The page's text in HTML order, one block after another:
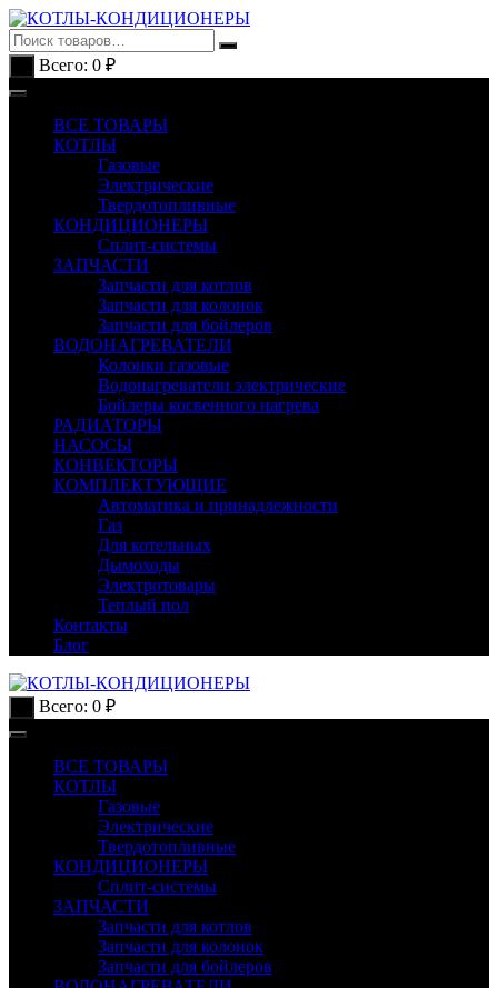
Перейти
к
содержимому
Всего: 0 ₽
ВСЕ ТОВАРЫ
КОТЛЫ
Газовые
Электрические
Твердотопливные
КОНДИЦИОНЕРЫ
Сплит-системы
ЗАПЧАСТИ
Запчасти для котлов
Запчасти для колонок
Запчасти для бойлеров
ВОДОНАГРЕВАТЕЛИ
Колонки газовые
Водонагреватели электрические
Бойлеры косвенного нагрева
РАДИАТОРЫ
НАСОСЫ
КОНВЕКТОРЫ
КОМПЛЕКТУЮЩИЕ
Автоматика и принадлежности
Газ
Для котельных
Дымоходы
Электротовары
Теплый пол
Контакты
Блог
Всего: 0 ₽
ВСЕ ТОВАРЫ
КОТЛЫ
Газовые
Электрические
Твердотопливные
КОНДИЦИОНЕРЫ
Сплит-системы
ЗАПЧАСТИ
Запчасти для котлов
Запчасти для колонок
Запчасти для бойлеров